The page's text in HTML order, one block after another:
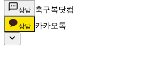
상담 축구복닷컴
상담 카카오톡